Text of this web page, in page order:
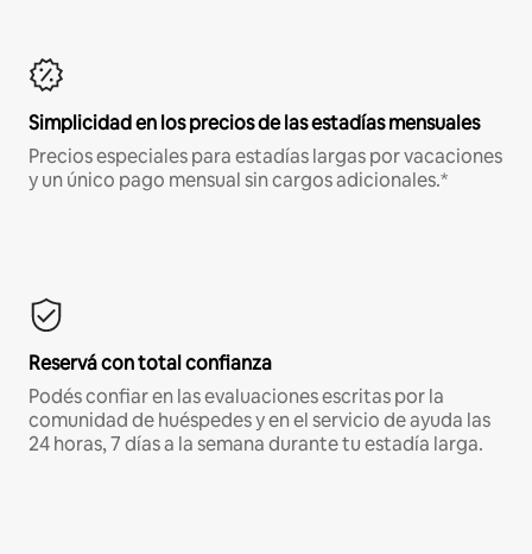
Simplicidad en los precios de las estadías mensuales
Precios especiales para estadías largas por vacaciones
y un único pago mensual sin cargos adicionales.*
Reservá con total confianza
Podés confiar en las evaluaciones escritas por la
comunidad de huéspedes y en el servicio de ayuda las
24 horas, 7 días a la semana durante tu estadía larga.